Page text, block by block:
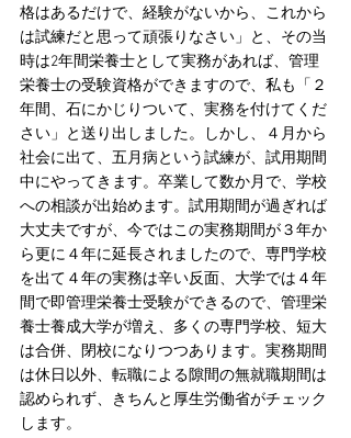
格はあるだけで、経験がないから、これから
は試練だと思って頑張りなさい」と、その当
時は2年間栄養士として実務があれば、管理
栄養士の受験資格ができますので、私も「２
年間、石にかじりついて、実務を付けてくだ
さい」と送り出しました。しかし、４月から
社会に出て、五月病という試練が、試用期間
中にやってきます。卒業して数か月で、学校
への相談が出始めます。試用期間が過ぎれば
大丈夫ですが、今ではこの実務期間が３年か
ら更に４年に延長されましたので、専門学校
を出て４年の実務は辛い反面、大学では４年
間で即管理栄養士受験ができるので、管理栄
養士養成大学が増え、多くの専門学校、短大
は合併、閉校になりつつあります。実務期間
は休日以外、転職による隙間の無就職期間は
認められず、きちんと厚生労働省がチェック
します。